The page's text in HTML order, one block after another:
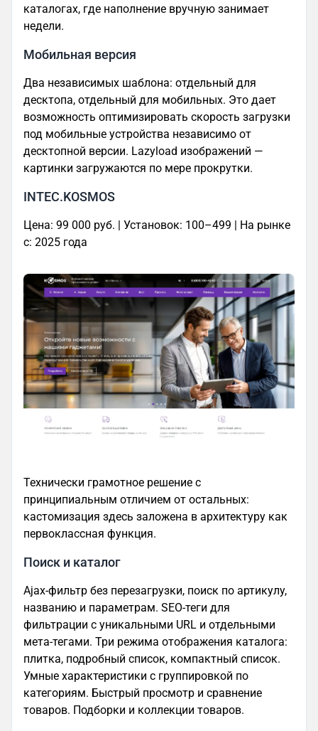
каталогах, где наполнение вручную занимает
недели.
Мобильная версия
Два независимых шаблона: отдельный для
десктопа, отдельный для мобильных. Это дает
возможность оптимизировать скорость загрузки
под мобильные устройства независимо от
десктопной версии. Lazyload изображений —
картинки загружаются по мере прокрутки.
INTEC.KOSMOS
Цена: 99 000 руб. | Установок: 100–499 | На рынке
с: 2025 года
Технически грамотное решение с
принципиальным отличием от остальных:
кастомизация здесь заложена в архитектуру как
первоклассная функция.
Поиск и каталог
Ajax-фильтр без перезагрузки, поиск по артикулу,
названию и параметрам. SEO-теги для
фильтрации с уникальными URL и отдельными
мета-тегами. Три режима отображения каталога:
плитка, подробный список, компактный список.
Умные характеристики с группировкой по
категориям. Быстрый просмотр и сравнение
товаров. Подборки и коллекции товаров.